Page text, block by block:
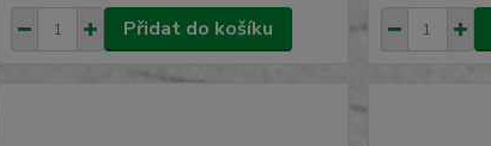
Přidat do košíku